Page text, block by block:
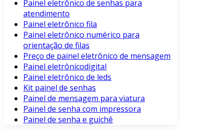
Painel eletrônico de senhas para
atendimento
Painel eletrônico fila
Painel eletrônico numérico para
orientação de filas
Preço de painel eletrônico de mensagem
Painel eletrônicodigital
Painel eletrônico de leds
Kit painel de senhas
Painel de mensagem para viatura
Painel de senha com impressora
Painel de senha e guichê